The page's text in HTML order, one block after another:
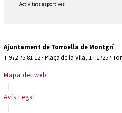
Activitats esportives
Ajuntament de Torroella de Montgrí
T 972 75 81 12 · Plaça de la Vila, 1 · 17257
Mapa del web
|
Avís Legal
|